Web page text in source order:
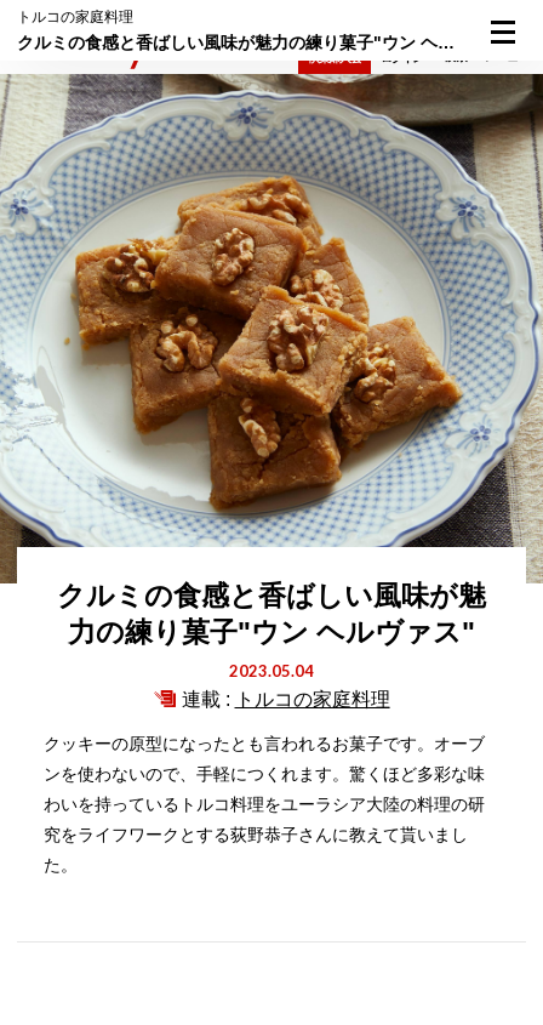
トルコの家庭料理
クルミの食感と香ばしい風味が魅力の練り菓子"ウン ヘルヴァス"
クルミの食感と香ばしい風味が魅
力の練り菓子"ウン ヘルヴァス"
2023.05.04
連載 : トルコの家庭料理
クッキーの原型になったとも言われるお菓子です。オーブ
ンを使わないので、手軽につくれます。驚くほど多彩な味
わいを持っているトルコ料理をユーラシア大陸の料理の研
究をライフワークとする荻野恭子さんに教えて貰いまし
た。